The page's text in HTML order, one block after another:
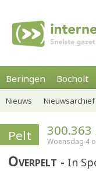
Beringen Bocholt
Nieuws Nieuwsarchief
Pelt Woensdag 4
Overpelt In